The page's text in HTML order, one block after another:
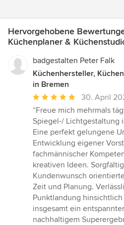
Hervorgehobene
Küchenplaner &
badgestalten Peter Falk
Küchenhersteller,
in Bremen
Durchschnittliche
Bewertung:
5
von
5
Sternen
30. April
“Freue mich mehrmals
Spiegel-/ Lichtgestaltung
Eine perfekt gelungene
Entwicklung eigener
fachmännischer
kreativen Ideen.
Kundenwunsch
Zeit und Planung.
Punktlandung
insgesamt ein
nachhaltigem